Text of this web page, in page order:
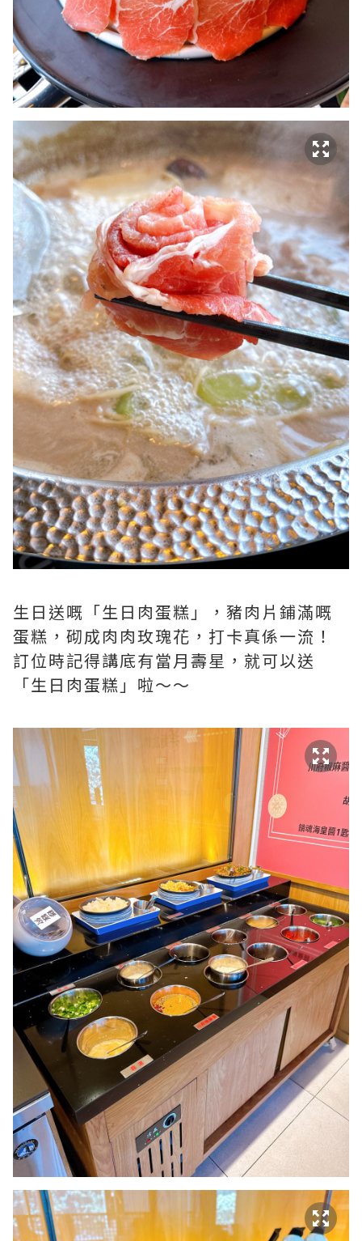
生日送嘅「生日肉蛋糕」，豬肉片鋪滿嘅
蛋糕，砌成肉肉玫瑰花，打卡真係一流！
訂位時記得講底有當月壽星，就可以送
「生日肉蛋糕」啦～～